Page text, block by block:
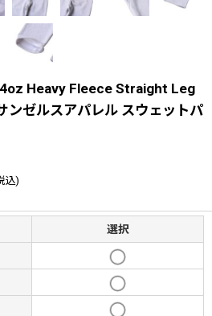
Heavy Fleece Straight Leg
ゼルスアパレル スウェットパ
込)
選択